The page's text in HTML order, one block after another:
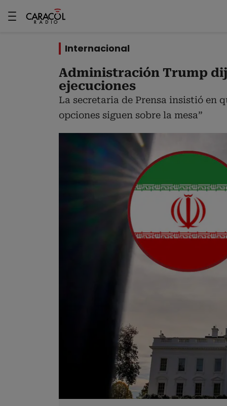
Internacional
Administración Trump
ejecuciones
La secretaria de Prensa insistió en
opciones siguen sobre la mesa”